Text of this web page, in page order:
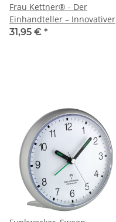
Frau Kettner® - Der
Einhandteller – Innovativer
Alltagshelfer für Menschen
31,95 € *